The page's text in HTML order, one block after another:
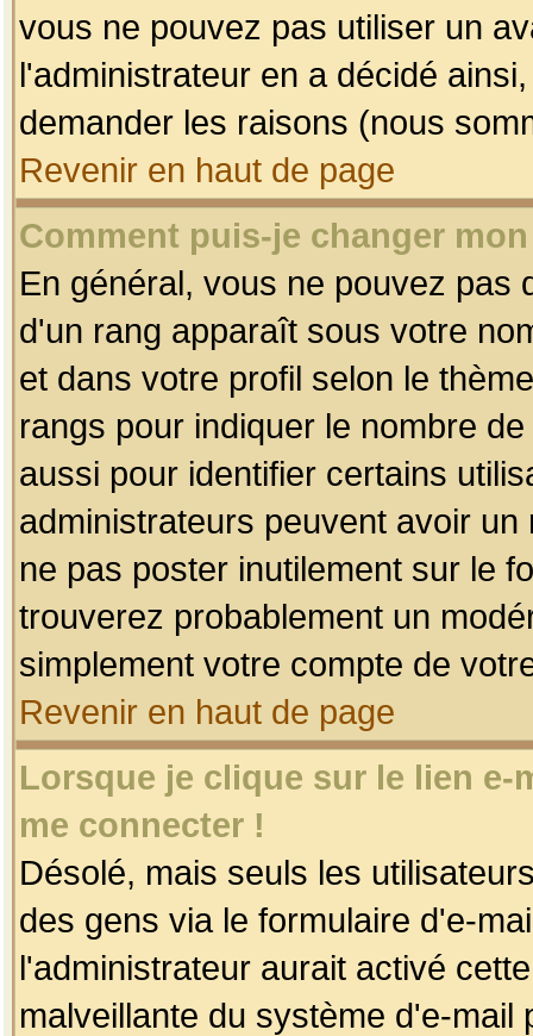
vous ne pouvez pas utiliser un
l'administrateur en a décidé
demander les raisons (nous
Revenir en haut de page
Comment puis-je changer
En général, vous ne pouvez pas
d'un rang apparaît sous votre
et dans votre profil selon le
rangs pour indiquer le nombre
aussi pour identifier certains
administrateurs peuvent avoir
ne pas poster inutilement sur le
trouverez probablement un
simplement votre compte de
Revenir en haut de page
Lorsque je clique sur le lien
me connecter !
Désolé, mais seuls les
des gens via le formulaire d'e-
l'administrateur aurait activé
malveillante du système d'e-